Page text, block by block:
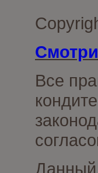
Все
Данный